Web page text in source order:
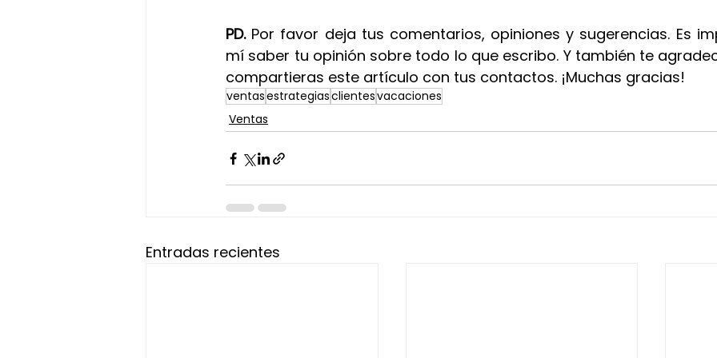
PD. Por favor deja tus comentarios, opiniones y sugerencias. Es
mí saber tu opinión sobre todo lo que escribo. Y también te
compartieras este artículo con tus contactos. ¡Muchas gracias!
ventasestrategiasclientesvacaciones
Ventas
Entradas recientes